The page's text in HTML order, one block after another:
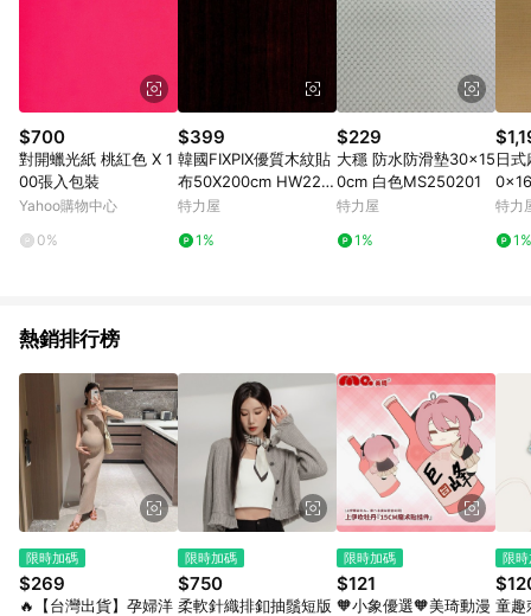
顏色、價位、贈品如與 Pinkoi 商品資訊頁及購物車不符，以
Pinkoi 購物商品資訊頁及購物車標示為準。 10. 點數紅包使用規
則請以點數紅包活動說明為準。 11. 若於 LINE 購物前往 Pinkoi
頁面後才首次下載 Pinkoi APP 並完成訂單，不符合導購資格；承
上，首次下載 Pinkoi APP 後，需透過 LINE 購物前往 Pinkoi 頁
面，方享導購資格。
$700
對開蠟光紙 桃紅色 X 1
00張入包裝
Yahoo購物中心
0%
$399
韓國FIXPIX優質木紋貼
布50X200cm HW2217
2
特力屋
1%
$229
大穩 防水防滑墊30x15
0cm 白色MS250201
特力屋
1%
日
特力
1%
熱銷排行榜
限時加碼
$269
🔥【台灣出貨】孕婦洋
限時加碼
$750
柔軟針織排釦抽鬚短版
限時加碼
$121
🧡小象優選🧡美琦動漫
限
童趣